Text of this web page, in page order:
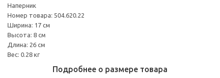
Наперник
Номер товара: 504.620.22
Ширина: 17 см
Высота: 8 см
Длина: 26 см
Вес: 0.28 кг
Подробнее о размере товара